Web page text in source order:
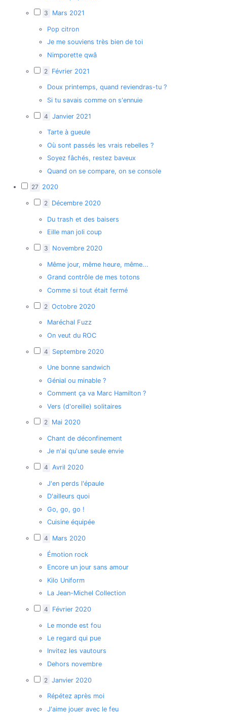
3 Mars 2021
Pop citron
Je me souviens très bien de toi
Nimporette qwâ
2 Février 2021
Doux printemps, quand reviendras-tu ?
Si tu savais comme on s'ennuie
4 Janvier 2021
Tarte à gueule
Où sont passés les vrais rebelles ?
Soyez fâchés, restez baveux
Quand on se compare, on se console
27 2020
2 Décembre 2020
Du trash et des baisers
Eille man joli coup
3 Novembre 2020
Même jour, même heure, même...
Grand contrôle de mes totons
Comme si tout était fermé
2 Octobre 2020
Maréchal Fuzz
On veut du ROC
4 Septembre 2020
Une bonne sandwich
Génial ou minable ?
Comment ça va Marc Hamilton ?
Vers (d'oreille) solitaires
2 Mai 2020
Chant de déconfinement
Je n'ai qu'une seule envie
4 Avril 2020
J'en perds l'épaule
D'ailleurs quoi
Go, go, go !
Cuisine équipée
4 Mars 2020
Émotion rock
Encore un jour sans amour
Kilo Uniform
La Jean-Michel Collection
4 Février 2020
Le monde est fou
Le regard qui pue
Invitez les vautours
Dehors novembre
2 Janvier 2020
Répétez après moi
J'aime jouer avec le feu